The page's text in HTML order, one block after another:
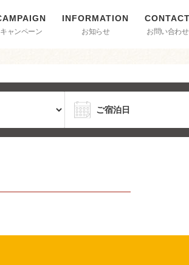
キャンペーン お知らせ お問い合わせ